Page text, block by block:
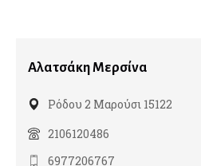
Γυναικολογική Ογκολογία
Εξωσωματική Γονιμοποίηση
Λαπαροσκοπική Γυναικολογία
Ομοιοπαθητικοί
Αλατσάκη Μερσίνα
Ρόδου 2 Μαρούσι 15122
2106120486
6977206767